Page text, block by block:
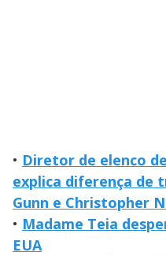
• Diretor de elenco
explica diferença de
Gunn e Christopher
• Madame Teia
EUA